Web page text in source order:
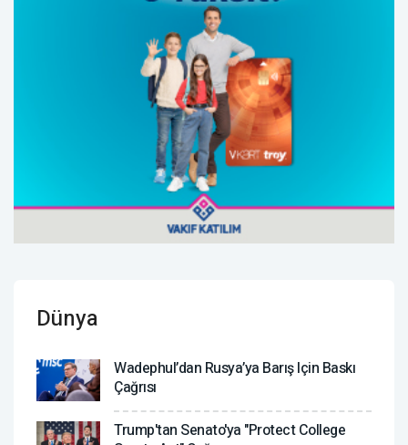
Dünya
Wadephul’dan Rusya’ya Barış Için Baskı
Çağrısı
Trump'tan Senato'ya "Protect College